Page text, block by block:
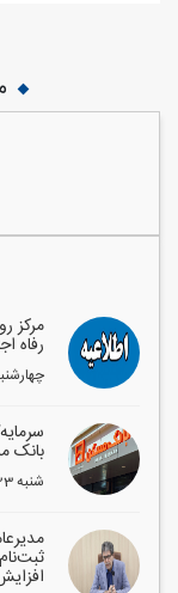
مرکز
رفاه
1404/1/27
بانک
1404/1/23 شنبه
افزایش